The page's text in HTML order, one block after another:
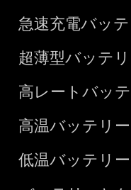
急速充電バッ
超薄型バッテ
高レートバッ
高温バッテリー
低温バッテリー